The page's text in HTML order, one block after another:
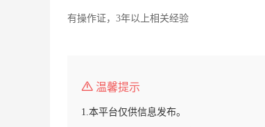
有操作证，3年以上相关经验
温馨提示
1.本平台仅供信息发布。